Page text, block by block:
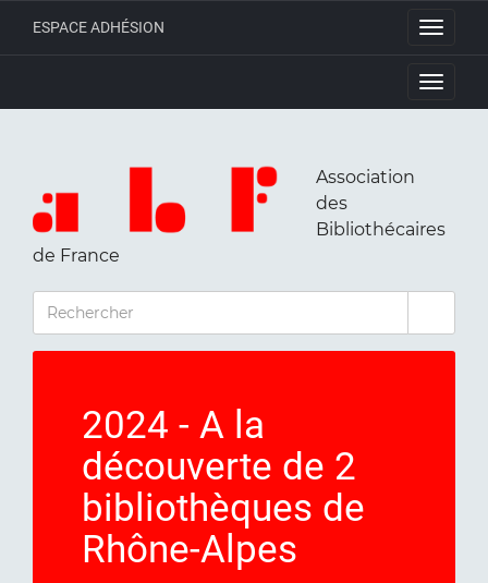
Toggle
ESPACE ADHÉSION
Toggle
Association
des
Bibliothécaires
de France
RECHERCHER
2024 - A la
découverte de 2
bibliothèques de
Rhône-Alpes